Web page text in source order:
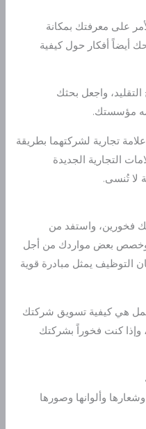
على معرفتك بمكانة
أيضاً أفكار حول كيفية
واجعل بحثك
مؤسستك.
تجارية لشركتهما بطريقة
التجارية الجديدة
لا تُنسى.
فخورين، واستفد من
وخصص بعض مواردك من أجل
التوظيف يمثل مبادرة قوية
هي كيفية تسويق شركتك
وإذا كنت فخوراً بشركتك
وألوانها وصورها